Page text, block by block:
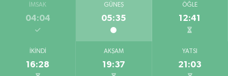
İMSAK
04:04
GÜNEŞ
05:35
ÖĞLE
12:41
İKINDI
16:28
AKŞAM
19:37
YATSI
21:03